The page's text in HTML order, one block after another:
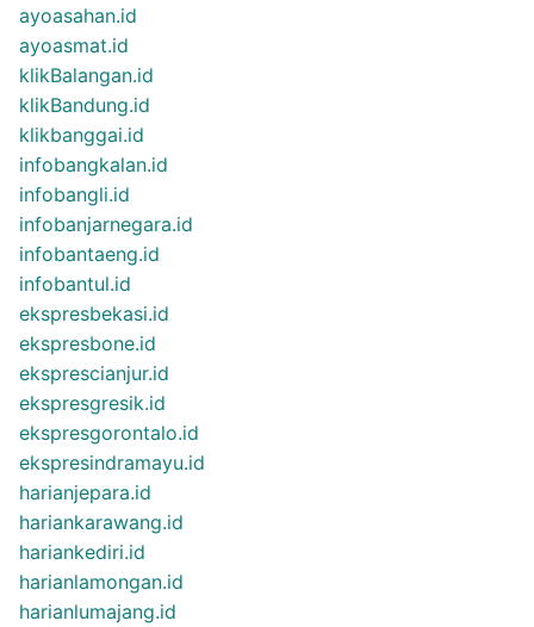
ayoasahan.id
ayoasmat.id
klikBalangan.id
klikBandung.id
klikbanggai.id
infobangkalan.id
infobangli.id
infobanjarnegara.id
infobantaeng.id
infobantul.id
ekspresbekasi.id
ekspresbone.id
eksprescianjur.id
ekspresgresik.id
ekspresgorontalo.id
ekspresindramayu.id
harianjepara.id
hariankarawang.id
hariankediri.id
harianlamongan.id
harianlumajang.id